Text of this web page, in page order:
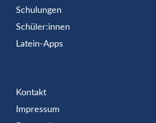
Schulungen
Schüler:innen
Latein-Apps
Kontakt
Impressum